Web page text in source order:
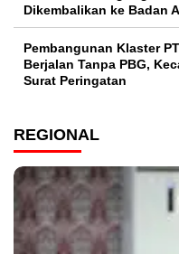
Dikembalikan ke Badan
Pembangunan Klaster
Berjalan Tanpa PBG,
Surat Peringatan
REGIONAL